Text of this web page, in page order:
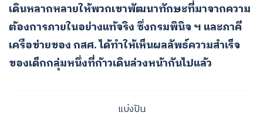
เดินหลากหลายให้พวกเขาพัฒนาทักษะที่มาจากความ
ต้องการภายในอย่างแท้จริง ซึ่งกรมพินิจ ฯ และภาคี
เครือข่ายของ กสศ. ได้ทำให้เห็นผลลัพธ์ความสำเร็จ
ของเด็กกลุ่มหนึ่งที่ก้าวเดินล่วงหน้ากันไปแล้ว
แบ่งปัน